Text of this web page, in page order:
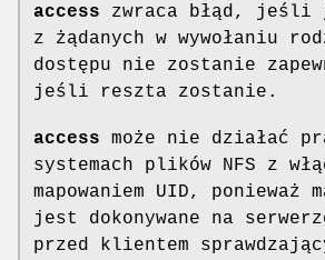
access zwraca błąd, jeśli
z żądanych w wywołaniu
dostępu nie zostanie
jeśli reszta zostanie.
access może nie działać
systemach plików NFS z
mapowaniem UID, ponieważ
jest dokonywane na
przed klientem